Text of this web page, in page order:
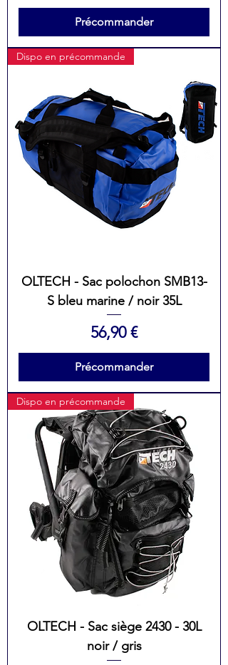
Précommander
Dispo en précommande
OLTECH - Sac polochon SMB13-
S bleu marine / noir 35L
Prix
56,90 €
Précommander
Dispo en précommande
OLTECH - Sac siège 2430 - 30L
noir / gris